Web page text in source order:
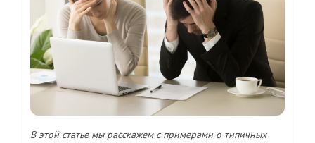
В этой статье мы расскажем с примерами о типичных